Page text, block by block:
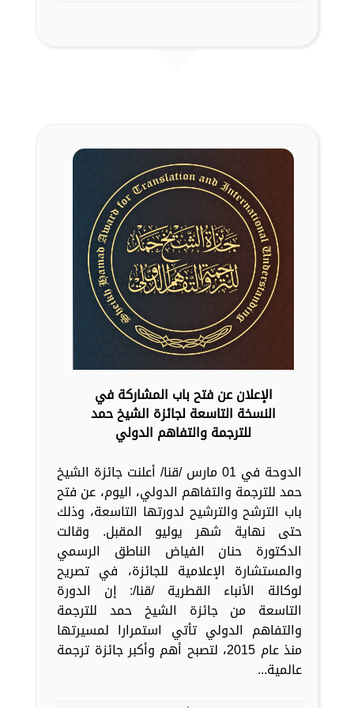
الإعلان عن فتح باب المشاركة في
النسخة التاسعة لجائزة الشيخ حمد
للترجمة والتفاهم الدولي
الدوحة في 01 مارس /قنا/ أعلنت جائزة الشيخ
حمد للترجمة والتفاهم الدولي، اليوم، عن فتح
باب الترشح والترشيح لدورتها التاسعة، وذلك
حتى نهاية شهر يوليو المقبل. وقالت
الدكتورة حنان الفياض الناطق الرسمي
والمستشارة الإعلامية للجائزة، في تصريح
لوكالة الأنباء القطرية /قنا/: إن الدورة
التاسعة من جائزة الشيخ حمد للترجمة
والتفاهم الدولي تأتي استمرارا لمسيرتها
منذ عام 2015، لتصبح أهم وأكبر جائزة ترجمة
عالمية...